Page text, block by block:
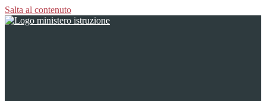
Salta al contenuto